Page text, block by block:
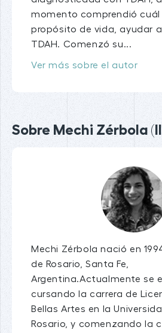
momento comprendió cuál
propósito de vida, ayudar
TDAH. Comenzó su...
Ver más sobre el autor
Sobre Mechi Zérbola
Mechi Zérbola nació en
de Rosario, Santa Fe,
Argentina.Actualmente se
cursando la carrera de
Bellas Artes en la
Rosario, y comenzando la